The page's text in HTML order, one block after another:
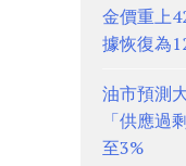
金價重上
據恢復為
油市預測
「供應
至3%